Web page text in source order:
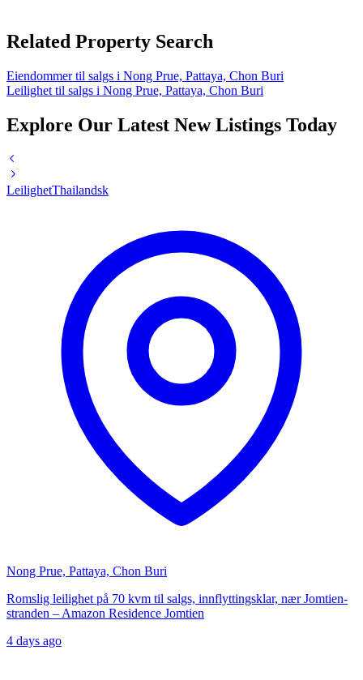
Related Property Search
Eiendommer til salgs i Nong Prue, Pattaya, Chon Buri
Leilighet til salgs i Nong Prue, Pattaya, Chon Buri
Explore Our Latest New Listings Today
LeilighetThailandsk
Nong Prue, Pattaya, Chon Buri
Romslig leilighet på 70 kvm til salgs, innflyttingsklar, nær Jomtien-
stranden – Amazon Residence Jomtien
4 days ago